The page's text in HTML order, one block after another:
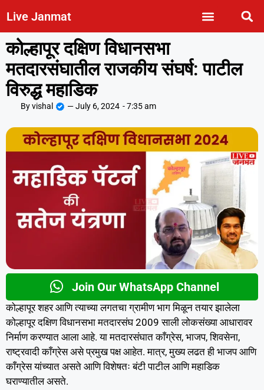
Live Janmat
कोल्हापूर दक्षिण विधानसभा
मतदारसंघातील राजकीय संघर्ष: पाटील
विरुद्ध महाडिक
Byvishal —July 6, 2024 -7:35 am
Join Our WhatsApp Channel
कोल्हापूर शहर आणि त्याच्या लगतचा ग्रामीण भाग मिळून तयार झालेला
कोल्हापूर दक्षिण विधानसभा मतदारसंघ 2009 साली लोकसंख्या आधारावर
निर्माण करण्यात आला आहे. या मतदारसंघात काँग्रेस, भाजप, शिवसेना,
राष्ट्रवादी काँग्रेस असे प्रमुख पक्ष आहेत. मात्र, मुख्य लढत ही भाजप आणि
काँग्रेस यांच्यात असते आणि विशेषतः बंटी पाटील आणि महाडिक
घराण्यातील असते.